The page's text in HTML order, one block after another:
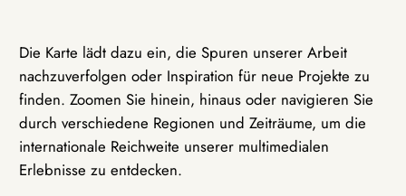
Die Karte lädt dazu ein, die Spuren unserer Arbeit
nachzuverfolgen oder Inspiration für neue Projekte zu
finden. Zoomen Sie hinein, hinaus oder navigieren Sie
durch verschiedene Regionen und Zeiträume, um die
internationale Reichweite unserer multimedialen
Erlebnisse zu entdecken.